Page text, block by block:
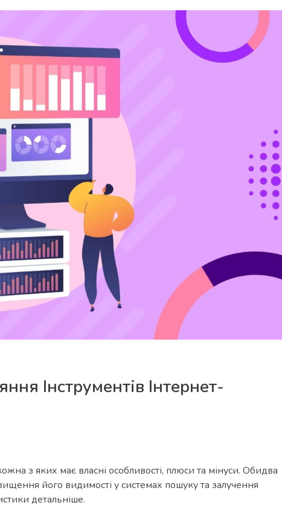
Інструментів Інтернет-
з яких має власні особливості, плюси та мінуси. Обидва
його видимості у системах пошуку та залучення
детальніше.